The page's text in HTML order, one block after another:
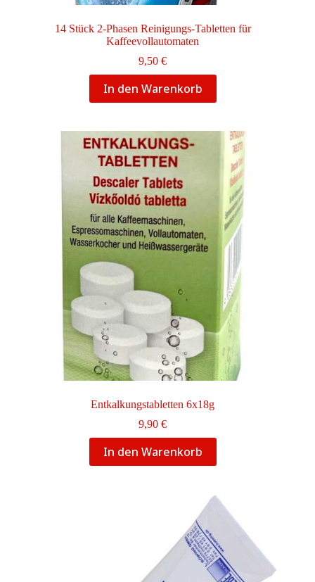
14 Stück 2-Phasen Reinigungs-Tabletten für
Kaffeevollautomaten
9,50€
In den Warenkorb
Entkalkungstabletten 6x18g
9,90€
In den Warenkorb